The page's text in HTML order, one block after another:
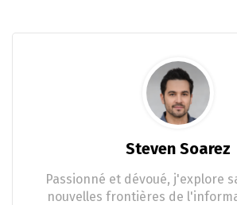
Steven Soarez
Passionné et dévoué, j'explore
nouvelles frontières de